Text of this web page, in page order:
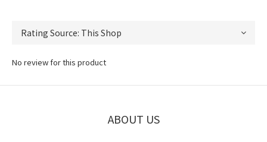
No review for this product
ABOUT US